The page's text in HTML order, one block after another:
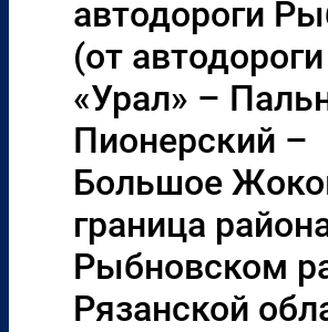
автодороги
(от
«Урал» –
Пионерский –
Большое
граница
Рыбновском
Рязанской